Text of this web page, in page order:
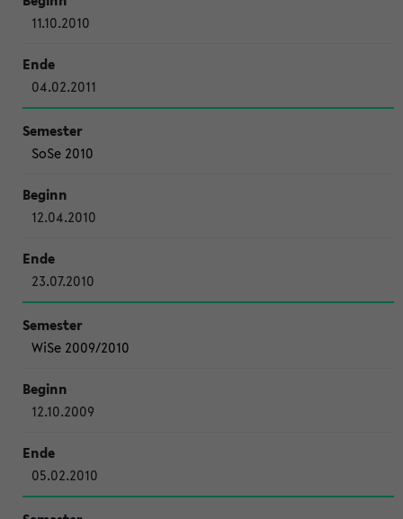
11.10.2010
04.02.2011
SoSe 2010
12.04.2010
23.07.2010
WiSe 2009/2010
12.10.2009
05.02.2010